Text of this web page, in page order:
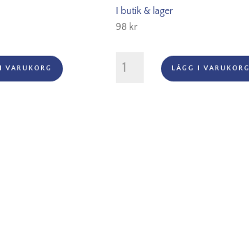
VARUKORG
I butik & lager
98 kr
Oljefärg
(vattenlöslig)
LÄGG I VARUKORG